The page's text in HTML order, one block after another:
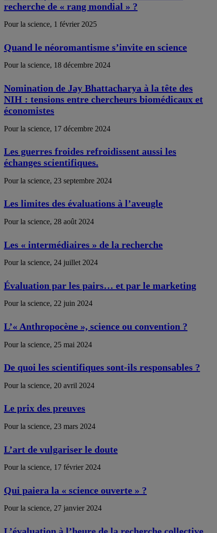
recherche de « rang mondial » ?
Pour la science, 1 février 2025
Quand le néoromantisme s’invite en science
Pour la science, 18 décembre 2024
Nomination de Jay Bhattacharya à la tête des
NIH : tensions entre chercheurs biomédicaux et
économistes
Pour la science, 17 décembre 2024
Les guerres froides refroidissent aussi les
échanges scientifiques.
Pour la science, 23 septembre 2024
Les limites des évaluations à l’aveugle
Pour la science, 28 août 2024
Les « intermédiaires » de la recherche
Pour la science, 24 juillet 2024
Évaluation par les pairs… et par le marketing
Pour la science, 22 juin 2024
L’« Anthropocène », science ou convention ?
Pour la science, 25 mai 2024
De quoi les scientifiques sont-ils responsables ?
Pour la science, 20 avril 2024
Le prix des preuves
Pour la science, 23 mars 2024
L’art de vulgariser le doute
Pour la science, 17 février 2024
Qui paiera la « science ouverte » ?
Pour la science, 27 janvier 2024